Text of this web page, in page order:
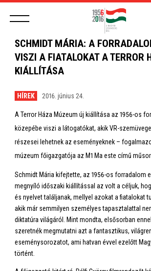
SCHMIDT MÁRIA: A
VISZI A FIATALOKAT A TERROR
KIÁLLÍTÁSA
HÍREK 2016. június 24.
A Terror Háza Múzeum új kiállítása az 1956-os
közepébe viszi a látogatókat, akik VR-
részesei lehetnek az eseményeknek –
múzeum főigazgatója az M1 Ma este című
Schmidt Mária kifejtette, az 1956-os forradalom
megnyíló időszaki kiállítással az volt a céljuk,
és nyelvet találjanak, mellyel azokat a fiatalokat
akik már semmilyen személyes tapasztalattal
diktatúra világáról. Mint mondta, elsősorban
szeretnék megmutatni azt a fantasztikus,
eseménysorozatot, ami hatvan évvel ezelőtt
történt.